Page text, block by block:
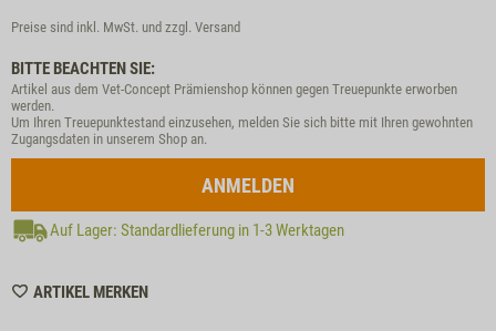
Preise sind inkl. MwSt. und zzgl. Versand
BITTE BEACHTEN SIE:
Artikel aus dem Vet-Concept Prämienshop können gegen Treuepunkte erworben
werden.
Um Ihren Treuepunktestand einzusehen, melden Sie sich bitte mit Ihren gewohnten
Zugangsdaten in unserem Shop an.
ANMELDEN
Auf Lager: Standardlieferung in 1-3 Werktagen
ARTIKEL MERKENWISHLIST